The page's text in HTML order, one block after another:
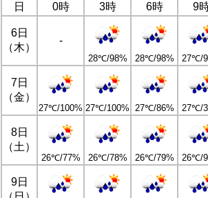
日
0時 3時 6時 9
6日
（木）
-
28℃/98% 28℃/98% 27℃/
7日
（金）
27℃/100% 27℃/100% 27℃/86% 27℃/
8日
（土）
26℃/77% 26℃/78% 26℃/79% 26℃/
9日